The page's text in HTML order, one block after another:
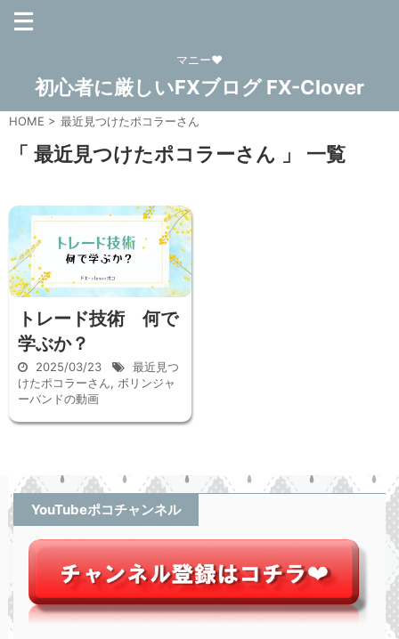
マニー❤
初心者に厳しいFXブログ FX-Clover
HOME > 最近見つけたポコラーさん
「 最近見つけたポコラーさん 」 一覧
トレード技術 何で
学ぶか？
2025/03/23
最近見つ
けたポコラーさん, ボリンジャ
ーバンドの動画
YouTubeポコチャンネル